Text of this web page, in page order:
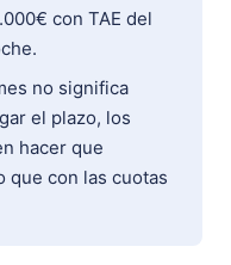
con TAE del
no significa
el plazo, los
hacer que
que con las cuotas